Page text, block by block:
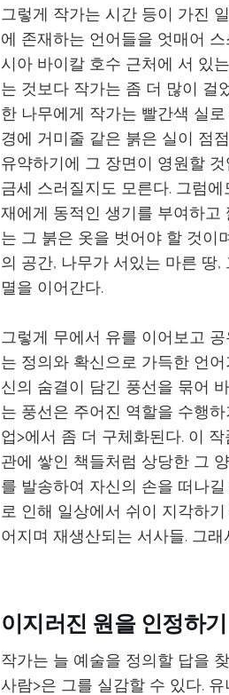
그렇게 작가는 시간 등이 가진
에 존재하는 언어들을 엇매어
시아 바이칼 호수 근처에 서 있
는 것보다 작가는 좀 더 많이 걸
한 나무에게 작가는 빨간색 실
경에 거미줄 같은 붉은 실이 점
유약하기에 그 장면이 영원할
금세 스러질지도 모른다. 그럼
재에게 동적인 생기를 부여하고
는 그 붉은 옷을 벗어야 할 것이
의 공간, 나무가 서있는 마른 땅
멸을 이어간다.
그렇게 무에서 유를 이어보고
는 정의와 확신으로 가득한 언
신의 숨결이 담긴 풍선을 묶어
는 풍선은 주어진 역할을 수행
업>에서 좀 더 구체화된다. 이
관에 쌓인 책들처럼 상당한 그
를 발송하여 자신의 손을 떠나
로 인해 일상에서 쉬이 지각하
어지며 재생산되는 서사들. 그
이지러진 원을 인정하기
작가는 늘 예술을 정의할 답을
사람>은 그를 실감할 수 있다.